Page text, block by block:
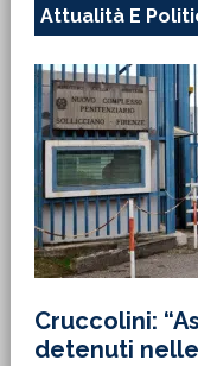
Attualità E
Cruccolini:
detenuti